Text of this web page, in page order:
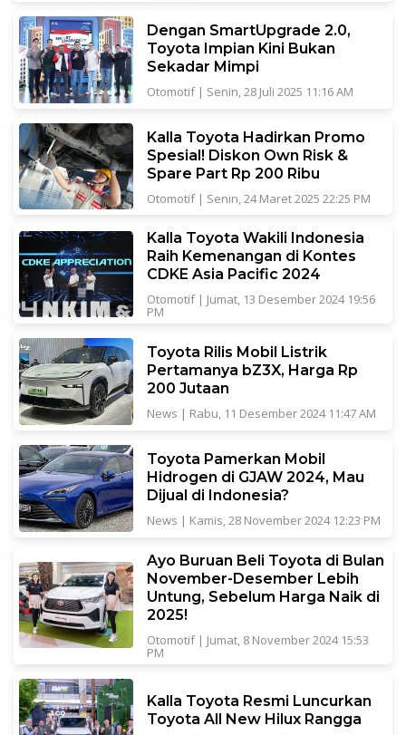
Dengan SmartUpgrade 2.0,
Toyota Impian Kini Bukan
Sekadar Mimpi
Otomotif| Senin, 28 Juli 2025 11:16 AM
Kalla Toyota Hadirkan Promo
Spesial! Diskon Own Risk &
Spare Part Rp 200 Ribu
Otomotif| Senin, 24 Maret 2025 22:25 PM
Kalla Toyota Wakili Indonesia
Raih Kemenangan di Kontes
CDKE Asia Pacific 2024
Otomotif| Jumat, 13 Desember 2024 19:56
PM
Toyota Rilis Mobil Listrik
Pertamanya bZ3X, Harga Rp
200 Jutaan
News | Rabu, 11 Desember 2024 11:47 AM
Toyota Pamerkan Mobil
Hidrogen di GJAW 2024, Mau
Dijual di Indonesia?
News | Kamis, 28 November 2024 12:23 PM
Ayo Buruan Beli Toyota di Bulan
November-Desember Lebih
Untung, Sebelum Harga Naik di
2025!
Otomotif| Jumat, 8 November 2024 15:53
PM
Kalla Toyota Resmi Luncurkan
Toyota All New Hilux Rangga